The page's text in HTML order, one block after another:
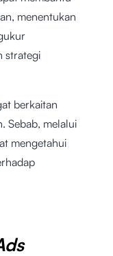
menentukan
strategi
berkaitan
Sebab, melalui
mengetahui